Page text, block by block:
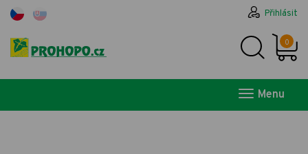
Přihlásit
0
Menu